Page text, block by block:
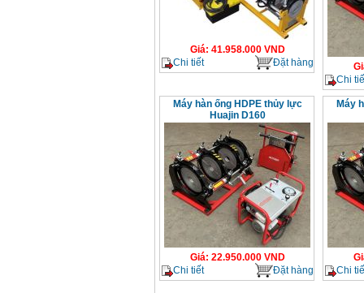
Giá: 41.958.000 VND
Chi tiết
Đặt hàng
Chi
Máy hàn ống HDPE thủy lực
Huajin D160
Giá: 22.950.000 VND
Chi tiết
Đặt hàng
Máy
Chi